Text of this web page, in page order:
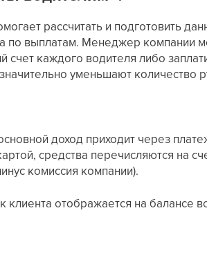
рассчитать и подготовить
по выплатам. Менеджер компании
счет каждого водителя либо
уменьшают количество
доход приходит через
средства перечисляются на
комиссия компании).
отображается на балансе